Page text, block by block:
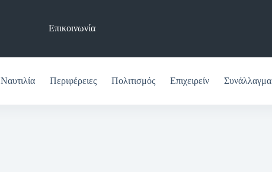
Επικοινωνία
Ναυτιλία Περιφέρειες Πολιτισμός Επιχειρείν Συνάλλαγμα